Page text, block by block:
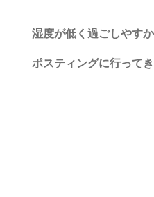
湿度が低く 過ごしやす
ポスティングに行って